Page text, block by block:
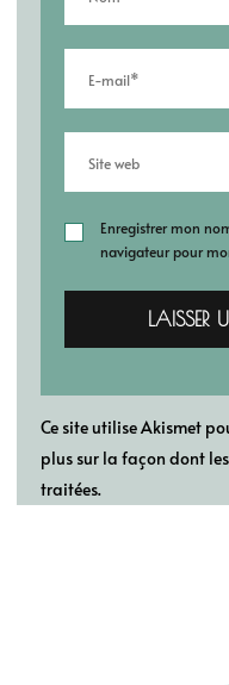
Enregistrer mon
navigateur pour
Ce site utilise Akismet
plus sur la façon dont
traitées.